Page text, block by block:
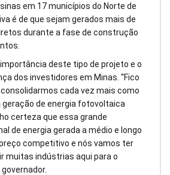
em 17 municípios do Norte de
é de que sejam gerados mais de
durante a fase de construção
deste tipo de projeto e o
dos investidores em Minas. “Fico
cada vez mais como
geração de energia fotovoltaica
certeza que essa grande
de energia gerada a médio e longo
competitivo e nós vamos ter
muitas indústrias aqui para o